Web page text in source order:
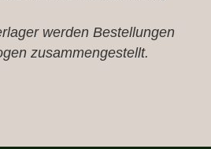
werden Bestellungen
zusammengestellt.